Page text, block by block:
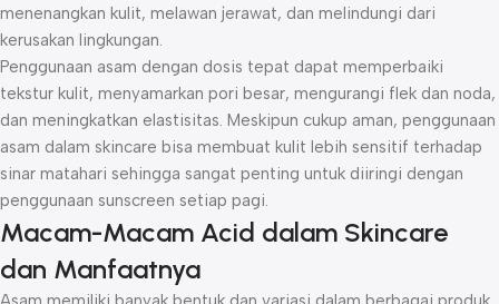
menenangkan kulit, melawan jerawat, dan melindungi dari
kerusakan lingkungan.
Penggunaan asam dengan dosis tepat dapat memperbaiki
tekstur kulit, menyamarkan pori besar, mengurangi flek dan noda,
dan meningkatkan elastisitas. Meskipun cukup aman, penggunaan
asam dalam skincare bisa membuat kulit lebih sensitif terhadap
sinar matahari sehingga sangat penting untuk diiringi dengan
penggunaan sunscreen setiap pagi.
Macam-Macam Acid dalam Skincare
dan Manfaatnya